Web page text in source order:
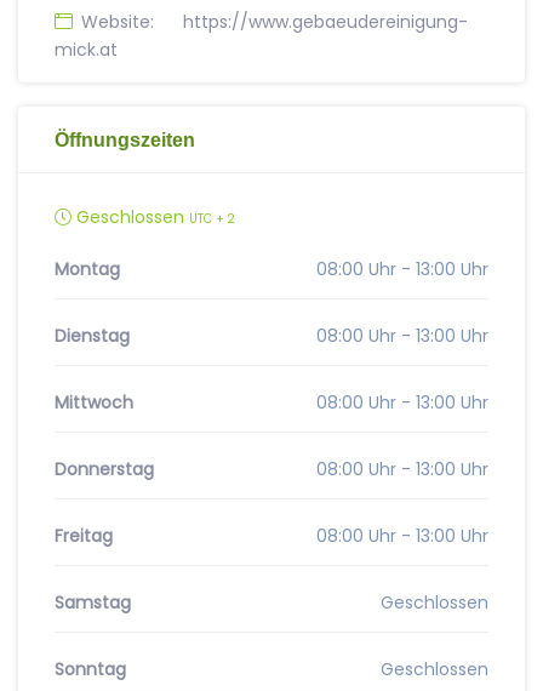
Website:
https://www.gebaeudereinigung-
mick.at
Öffnungszeiten
Geschlossen UTC + 2
Montag 08:00 Uhr - 13:00 Uhr
Dienstag 08:00 Uhr - 13:00 Uhr
Mittwoch 08:00 Uhr - 13:00 Uhr
Donnerstag 08:00 Uhr - 13:00 Uhr
Freitag 08:00 Uhr - 13:00 Uhr
Samstag Geschlossen
Sonntag Geschlossen